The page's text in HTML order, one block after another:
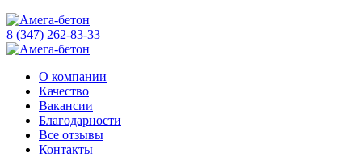
8 (347) 262-83-33
О компании
Качество
Вакансии
Благодарности
Все отзывы
Контакты